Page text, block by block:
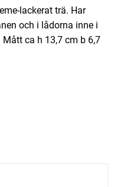
lackerat trä. Har
och i lådorna inne i
ca h 13,7 cm b 6,7